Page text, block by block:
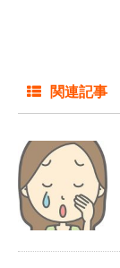
関連記事